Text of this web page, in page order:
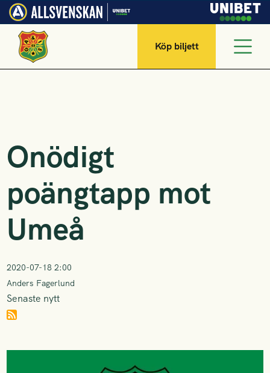
Köp biljett
Onödigt
poängtapp mot
Umeå
2020-07-18 2:00
Anders Fagerlund
Senaste nytt